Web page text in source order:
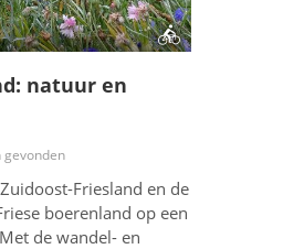
natuur en
gevonden
Friesland en de
boerenland op een
de wandel- en